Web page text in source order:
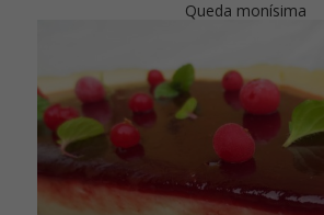
Queda monísima